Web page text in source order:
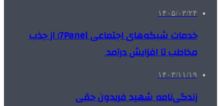
۱۴۰۵/۰۳/۲۴
خدمات شبکه‌های اجتماعی 7Panel؛ از جذب
مخاطب تا افزایش درآمد
۱۴۰۳/۱۱/۱۹
زندگی‌نامه شهید فریدون حقی